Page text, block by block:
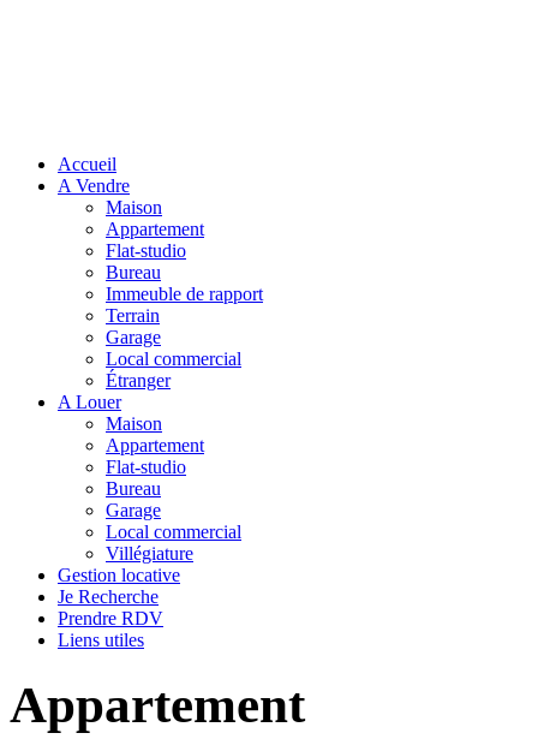
Accueil
A Vendre
Maison
Appartement
Flat-studio
Bureau
Immeuble de rapport
Terrain
Garage
Local commercial
Étranger
A Louer
Maison
Appartement
Flat-studio
Bureau
Garage
Local commercial
Villégiature
Gestion locative
Je Recherche
Prendre RDV
Liens utiles
Appartement